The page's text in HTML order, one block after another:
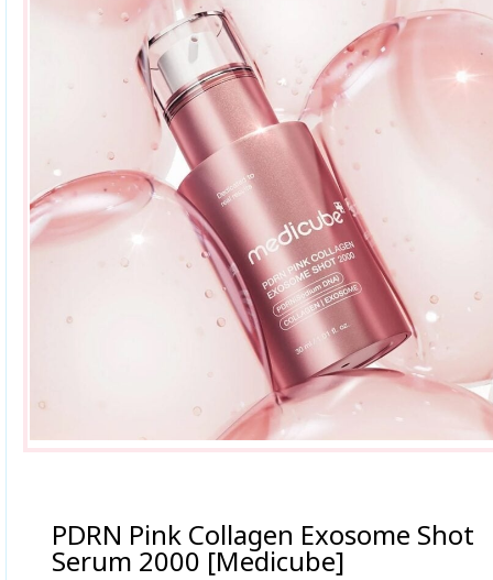
PDRN Pink Collagen Exosome Shot
Serum 2000 [Medicube]